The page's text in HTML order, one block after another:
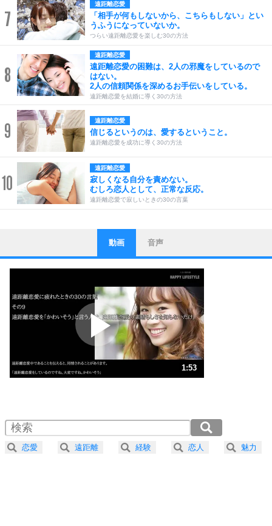
7
遠距離恋愛
「相手が何もしないから、こちらもしない」とい
うふうになっていないか。
つらい遠距離恋愛を楽しむ30の方法
8
遠距離恋愛
遠距離恋愛の困難は、2人の邪魔をしているので
はない。
2人の信頼関係を深めるお手伝いをしている。
遠距離恋愛を結婚に導く30の方法
9 遠距離恋愛
信じるというのは、愛するということ。
遠距離恋愛を成功に導く30の方法
10
遠距離恋愛
寂しくなる自分を責めない。
むしろ恋人として、正常な反応。
遠距離恋愛で寂しいときの30の言葉
1
ストレス対策
他人と比べない。
いっそのこと、他人を見ない。
いらいらしない人になる30の方法
ポジティブになれない原因は、行動しないから。
ポジティブ思考になる30の方法
ストレス対策
人生、なんとかなるもの。
気楽に生きる30の方法
4 器の大きい人は、怒りを優しさで表現する。
動画 音声
1:53
2.0倍速 （222KB 56秒）
2.5倍速 （178KB 45秒）
3.0倍速 （148KB 37秒）
恋愛 遠距離 経験 恋人 魅力